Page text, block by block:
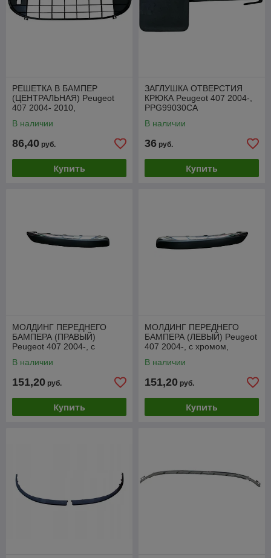
РЕШЕТКА В БАМПЕР
(ЦЕНТРАЛЬНАЯ) Peugeot
407 2004- 2010,
В наличии
86,40 руб.
Купить
ЗАГЛУШКА ОТВЕРСТИЯ
КРЮКА Peugeot 407 2004-,
PPG99030CA
В наличии
36 руб.
Купить
МОЛДИНГ ПЕРЕДНЕГО
БАМПЕРА (ПРАВЫЙ)
Peugeot 407 2004-, с
В наличии
151,20 руб.
Купить
МОЛДИНГ ПЕРЕДНЕГО
БАМПЕРА (ЛЕВЫЙ) Peugeot
407 2004-, с хромом,
В наличии
151,20 руб.
Купить